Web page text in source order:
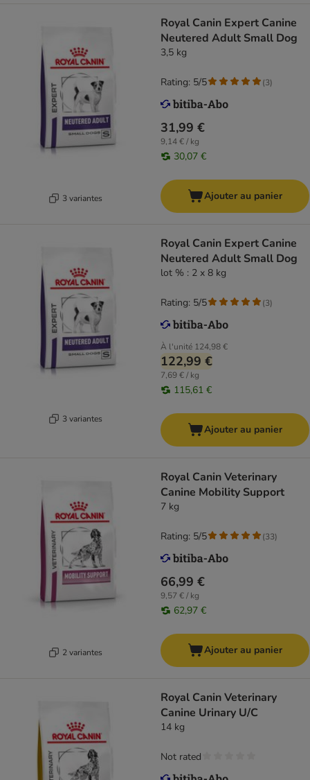
3 variantes
Royal Canin Expert Canine
Neutered Adult Small Dog
3,5 kg
31,99 €
9,14 € / kg
30,07 €
Rating: 5/5 (3)
Ajouter au panier
3 variantes
Royal Canin Expert Canine
Neutered Adult Small Dog
lot % : 2 x 8 kg
À l'unité 124,98 €
122,99 €
7,69 € / kg
115,61 €
Rating: 5/5 (3)
Ajouter au panier
2 variantes
Royal Canin Veterinary
Canine Mobility Support
7 kg
66,99 €
9,57 € / kg
62,97 €
Rating: 5/5 (33)
Ajouter au panier
Royal Canin Veterinary
Canine Urinary U/C
14 kg
Not rated